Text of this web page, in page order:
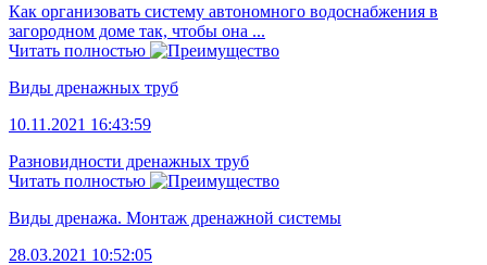
Как организовать систему автономного водоснабжения в
загородном доме так, чтобы она ...
Читать полностью
Виды дренажных труб
10.11.2021 16:43:59
Разновидности дренажных труб
Читать полностью
Виды дренажа. Монтаж дренажной системы
28.03.2021 10:52:05